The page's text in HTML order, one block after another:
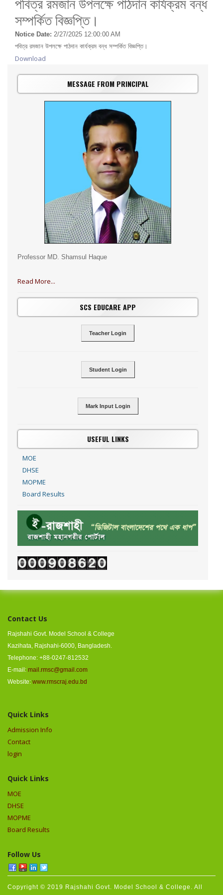
সম্পর্কিত বিজ্ঞপ্তি।
Notice Date: 2/27/2025 12:00:00 AM
পবিত্র রমজান উপলক্ষে পাঠদান কার্যক্রম বন্ধ সম্পর্কিত বিজ্ঞপ্তি।
Download
MESSAGE FROM PRINCIPAL
Professor MD. Shamsul Haque
Read More...
SCS EDUCARE APP
Teacher Login
Student Login
Mark Input Login
USEFUL LINKS
MOE
DHSE
MOPME
Board Results
Contact Us
Rajshahi Govt. Model School & College
Kazihata, Rajshahi-6000, Bangladesh.
Telephone: +88-0247-812532
E-mail: mail.rmsc@gmail.com
Website: www.rmscraj.edu.bd
Quick Links
Admission Info
Contact
login
Quick Links
MOE
DHSE
MOPME
Board Results
Follow Us
Copyright © 2019 Rajshahi Govt. Model School & College. All